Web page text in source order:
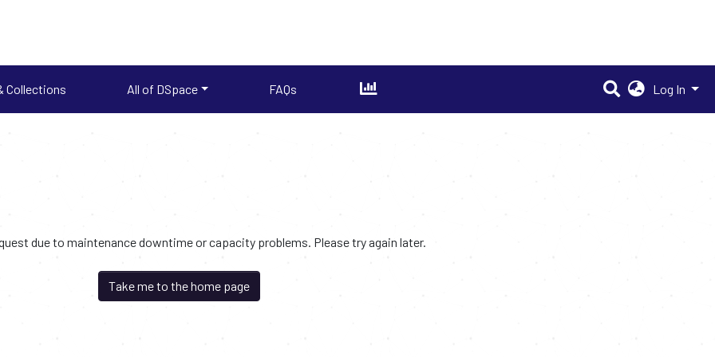
Collections All of DSpace FAQs Log In
due to maintenance downtime or capacity problems. Please try again later.
Take me to the home page